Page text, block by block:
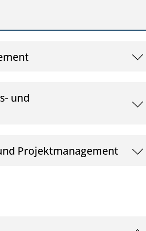
und
Projektmanagement